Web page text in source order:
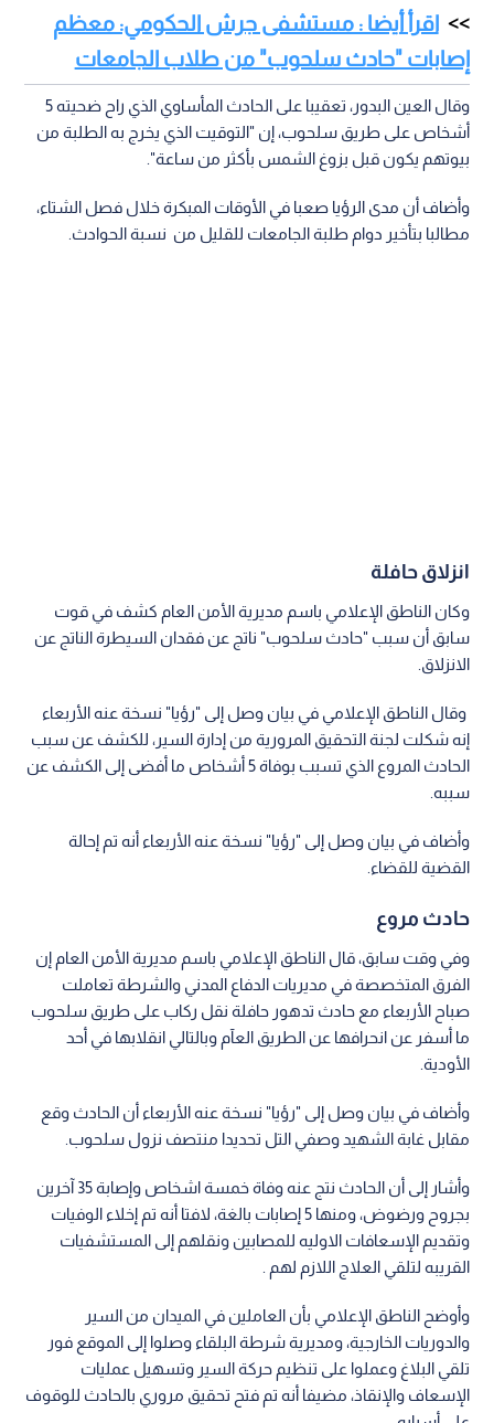
اقرأ أيضا : مستشفى جرش الحكومي: معظم
إصابات "حادث سلحوب" من طلاب الجامعات
وقال العين البدور، تعقيبا على الحادث المأساوي الذي راح ضحيته 5
أشخاص على طريق سلحوب، إن "التوقيت الذي يخرج به الطلبة من
بيوتهم يكون قبل بزوغ الشمس بأكثر من ساعة".
وأضاف أن مدى الرؤيا صعبا في الأوقات المبكرة خلال فصل الشتاء،
مطالبا بتأخير دوام طلبة الجامعات للقليل من نسبة الحوادث.
انزلاق حافلة
وكان الناطق الإعلامي باسم مديرية الأمن العام كشف في قوت
سابق أن سبب "حادث سلحوب" ناتج عن فقدان السيطرة الناتج عن
الانزلاق.
وقال الناطق الإعلامي في بيان وصل إلى "رؤيا" نسخة عنه الأربعاء
إنه شكلت لجنة التحقيق المرورية من إدارة السير، للكشف عن سبب
الحادث المروع الذي تسبب بوفاة 5 أشخاص ما أفضى إلى الكشف عن
سببه.
وأضاف في بيان وصل إلى "رؤيا" نسخة عنه الأربعاء أنه تم إحالة
القضية للقضاء.
حادث مروع
وفي وقت سابق، قال الناطق الإعلامي باسم مديرية الأمن العام إن
الفرق المتخصصة في مديريات الدفاع المدني والشرطة تعاملت
صباح الأربعاء مع حادث تدهور حافلة نقل ركاب على طريق سلحوب
ما أسفر عن انحرافها عن الطريق العآم وبالتالي انقلابها في أحد
الأودية.
وأضاف في بيان وصل إلى "رؤيا" نسخة عنه الأربعاء أن الحادث وقع
مقابل غابة الشهيد وصفي التل تحديدا منتصف نزول سلحوب.
وأشار إلى أن الحادث نتج عنه وفاة خمسة اشخاص وإصابة 35 آخرين
بجروح ورضوض، ومنها 5 إصابات بالغة، لافتا أنه تم إخلاء الوفيات
وتقديم الإسعافات الاوليه للمصابين ونقلهم إلى المستشفيات
القريبه لتلقي العلاج اللازم لهم .
وأوضح الناطق الإعلامي بأن العاملين في الميدان من السير
والدوريات الخارجية، ومديرية شرطة البلقاء وصلوا إلى الموقع فور
تلقي البلاغ وعملوا على تنظيم حركة السير وتسهيل عمليات
الإسعاف والإنقاذ، مضيفا أنه تم فتح تحقيق مروري بالحادث للوقوف